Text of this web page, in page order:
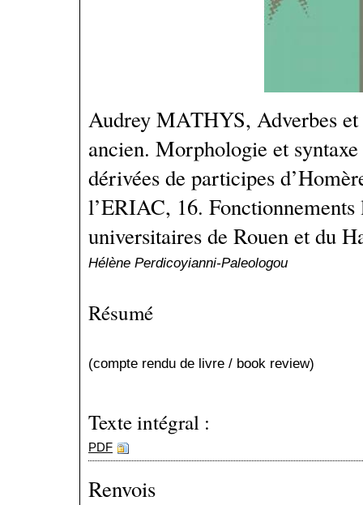
Audrey MATHYS, Adverbes
ancien. Morphologie et
dérivées de participes
l’ERIAC, 16. Fonctionnements
universitaires de Rouen et du
Hélène Perdicoyianni-Paleologou
Résumé
(compte rendu de livre / book review)
Texte intégral :
PDF
Renvois